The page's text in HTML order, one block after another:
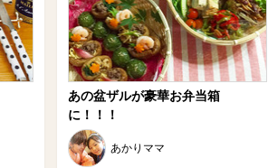
あの盆ザルが豪華お弁当箱
に！！！
あかりママ